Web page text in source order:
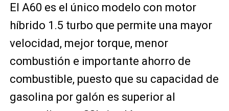
El A60 es el único modelo con motor
híbrido 1.5 turbo que permite una mayor
velocidad, mejor torque, menor
combustión e importante ahorro de
combustible, puesto que su capacidad de
gasolina por galón es superior al